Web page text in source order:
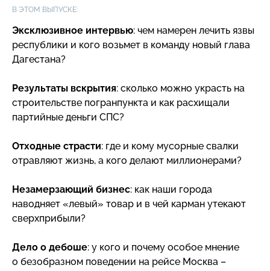
В ЭТОМ ВЫПУСКЕ:
Эксклюзивное интервью: чем намерен лечить язвы
республики и кого возьмет в команду новый глава
Дагестана?
Результаты вскрытия: сколько можно украсть на
строительстве погранпункта и как расхищали
партийные деньги СПС?
Отходные страсти: где и кому мусорные свалки
отравляют жизнь, а кого делают миллионерами?
Незамерзающий бизнес: как наши города
наводняет «левый» товар и в чей карман утекают
сверхприбыли?
Дело о дебоше: у кого и почему особое мнение
о безобразном поведении на рейсе Москва –